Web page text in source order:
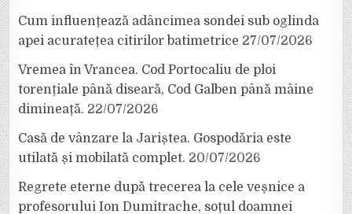
Cum influențează adâncimea sondei sub oglinda
apei acuratețea citirilor batimetrice 27/07/2026
Vremea în Vrancea. Cod Portocaliu de ploi
torențiale până diseară, Cod Galben până mâine
dimineață. 22/07/2026
Casă de vânzare la Jariștea. Gospodăria este
utilată și mobilată complet. 20/07/2026
Regrete eterne după trecerea la cele veșnice a
profesorului Ion Dumitrache, soțul doamnei